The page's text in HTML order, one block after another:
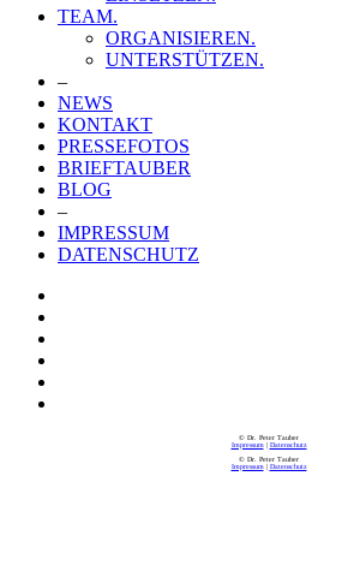
TEAM.
ORGANISIEREN.
UNTERSTÜTZEN.
–
NEWS
KONTAKT
PRESSEFOTOS
BRIEFTAUBER
BLOG
–
IMPRESSUM
DATENSCHUTZ
© Dr. Peter Tauber
Impressum| Datenschutz
© Dr. Peter Tauber
Impressum| Datenschutz